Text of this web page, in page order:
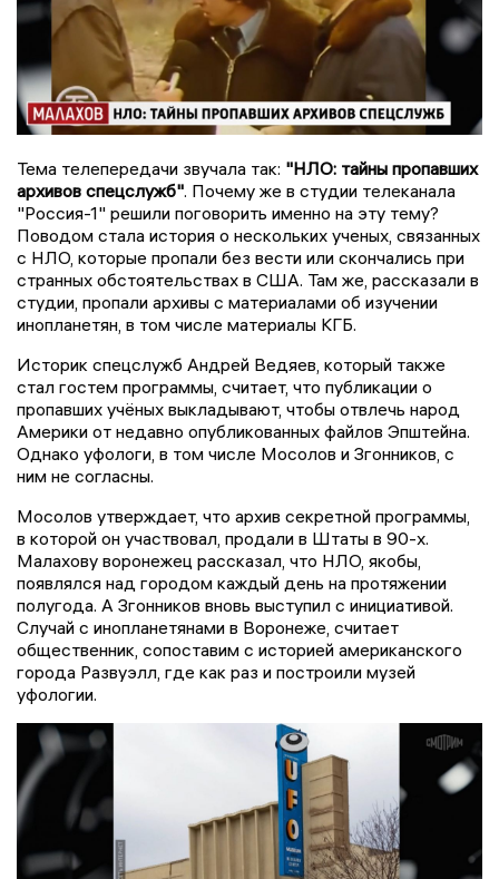
Тема телепередачи звучала так: "НЛО: тайны пропавших
архивов спецслужб". Почему же в студии телеканала
"Россия-1" решили поговорить именно на эту тему?
Поводом стала история о нескольких ученых, связанных
с НЛО, которые пропали без вести или скончались при
странных обстоятельствах в США. Там же, рассказали в
студии, пропали архивы с материалами об изучении
инопланетян, в том числе материалы КГБ.
Историк спецслужб Андрей Ведяев, который также
стал гостем программы, считает, что публикации о
пропавших учёных выкладывают, чтобы отвлечь народ
Америки от недавно опубликованных файлов Эпштейна.
Однако уфологи, в том числе Мосолов и Згонников, с
ним не согласны.
Мосолов утверждает, что архив секретной программы,
в которой он участвовал, продали в Штаты в 90-х.
Малахову воронежец рассказал, что НЛО, якобы,
появлялся над городом каждый день на протяжении
полугода. А Згонников вновь выступил с инициативой.
Случай с инопланетянами в Воронеже, считает
общественник, сопоставим с историей американского
города Развуэлл, где как раз и построили музей
уфологии.